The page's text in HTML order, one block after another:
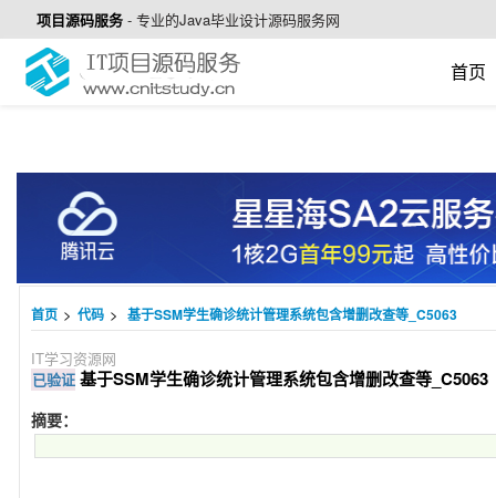
项目源码服务 - 专业的Java毕业设计源码服务网
首页
首页 > 代码 > 基于SSM学生确诊统计管理系统包含增删改查等_C5063
IT学习资源网
已验证 基于SSM学生确诊统计管理系统包含增删改查等_C5063
摘要：